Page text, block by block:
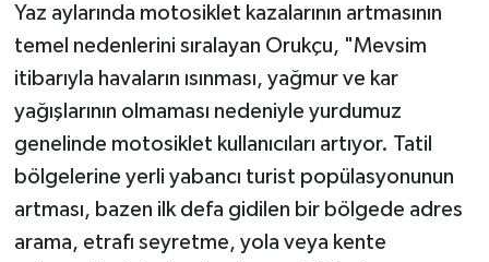
Yaz aylarında motosiklet kazalarının artmasının
temel nedenlerini sıralayan Orukçu, "Mevsim
itibarıyla havaların ısınması, yağmur ve kar
yağışlarının olmaması nedeniyle yurdumuz
genelinde motosiklet kullanıcıları artıyor. Tatil
bölgelerine yerli yabancı turist popülasyonunun
artması, bazen ilk defa gidilen bir bölgede adres
arama, etrafı seyretme, yola veya kente